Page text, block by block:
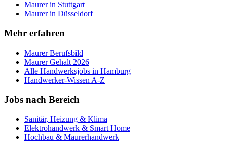
Maurerin Stuttgart
Maurerin Düsseldorf
Mehr erfahren
MaurerBerufsbild
MaurerGehalt 2026
Alle Handwerksjobs in Hamburg
Handwerker-Wissen A-Z
Jobs nach Bereich
Sanitär, Heizung & Klima
Elektrohandwerk & Smart Home
Hochbau & Maurerhandwerk